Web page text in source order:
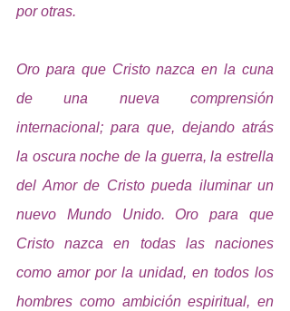
por otras.
Oro para que Cristo nazca en la cuna
de una nueva comprensión
internacional; para que, dejando atrás
la oscura noche de la guerra, la estrella
del Amor de Cristo pueda iluminar un
nuevo Mundo Unido. Oro para que
Cristo nazca en todas las naciones
como amor por la unidad, en todos los
hombres como ambición espiritual, en